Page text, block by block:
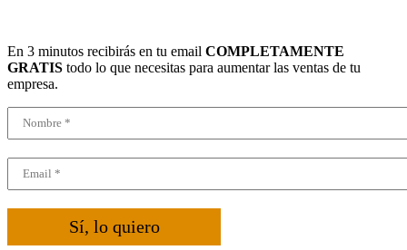
En 3 minutos recibirás en tu email COMPLETAMENTE
GRATIS todo lo que necesitas para aumentar las ventas de tu
empresa.
Sí, lo quiero